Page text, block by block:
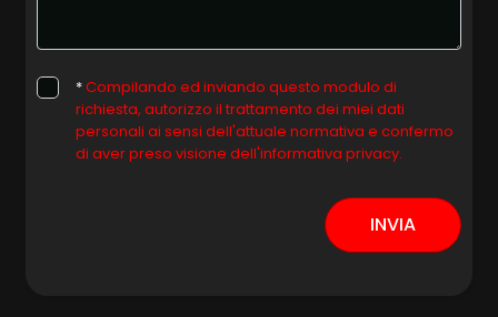
*Compilando ed inviando questo modulo di
richiesta, autorizzo il trattamento dei miei dati
personali ai sensi dell'attuale normativa e confermo
di aver preso visione dell'informativa privacy.
INVIA